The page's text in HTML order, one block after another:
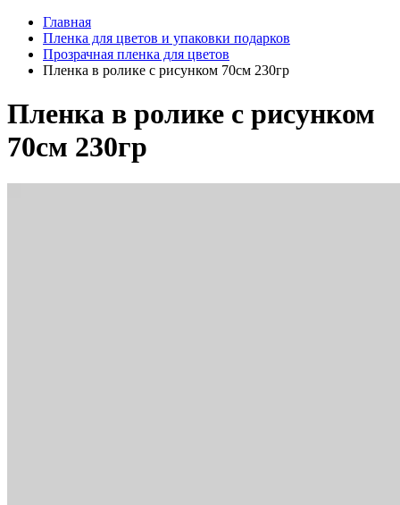
Главная
Пленка для цветов и упаковки подарков
Прозрачная пленка для цветов
Пленка в ролике с рисунком 70см 230гр
Пленка в ролике с рисунком
70см 230гр